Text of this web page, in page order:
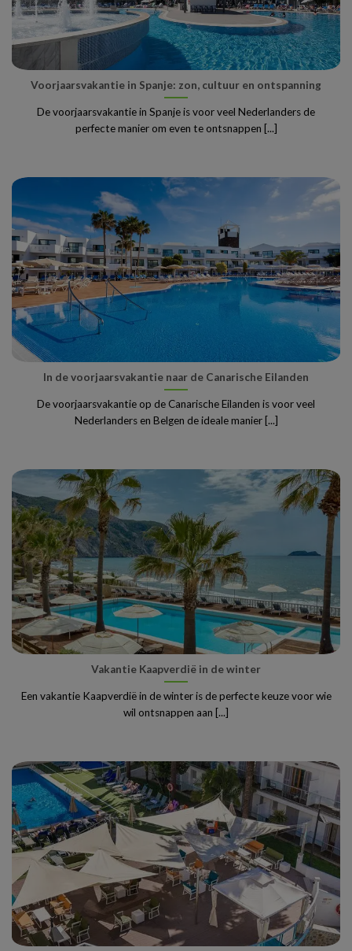
Voorjaarsvakantie in Spanje: zon, cultuur en ontspanning
De voorjaarsvakantie in Spanje is voor veel Nederlanders de
perfecte manier om even te ontsnappen [...]
In de voorjaarsvakantie naar de Canarische Eilanden
De voorjaarsvakantie op de Canarische Eilanden is voor veel
Nederlanders en Belgen de ideale manier [...]
Vakantie Kaapverdië in de winter
Een vakantie Kaapverdië in de winter is de perfecte keuze voor wie
wil ontsnappen aan [...]